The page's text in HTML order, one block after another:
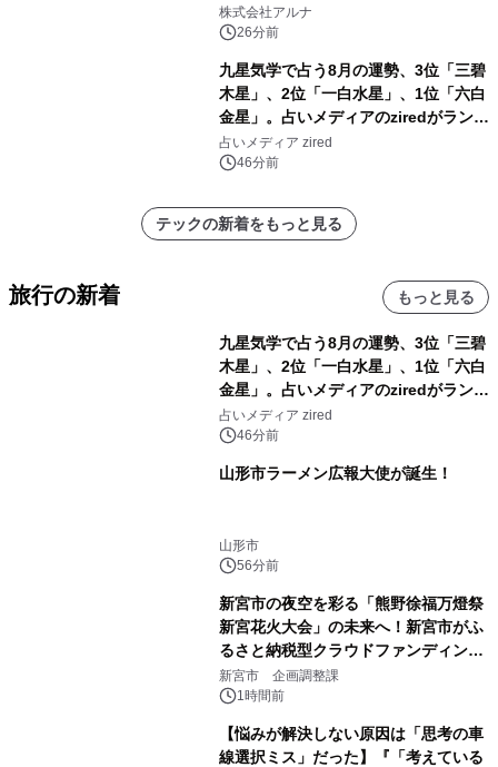
株式会社アルナ
26分前
九星気学で占う8月の運勢、3位「三碧
木星」、2位「一白水星」、1位「六白
金星」。占いメディアのziredがランキ
ングを発表
占いメディア zired
46分前
テックの新着をもっと見る
旅行の新着 もっと見る
九星気学で占う8月の運勢、3位「三碧
木星」、2位「一白水星」、1位「六白
金星」。占いメディアのziredがランキ
ングを発表
占いメディア zired
46分前
山形市ラーメン広報大使が誕生！
山形市
56分前
新宮市の夜空を彩る「熊野徐福万燈祭
新宮花火大会」の未来へ！新宮市がふ
るさと納税型クラウドファンディング
を開始
新宮市 企画調整課
1時間前
【悩みが解決しない原因は「思考の車
線選択ミス」だった】『「考えている